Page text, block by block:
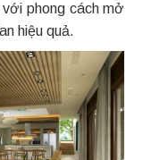
phong cách mở
hiệu quả.